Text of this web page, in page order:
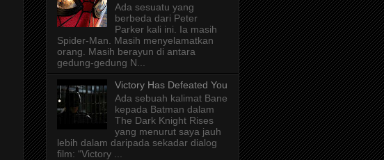
Ada sesuatu yang
berbeda dari Peter
Parker kali ini. Ia masih
Spider-Man. Masih menyelamatkan
orang. Masih berayun di antara
gedung-gedung N...
Victory Has Defeated You
Ada sebuah kalimat Bane
kepada Batman dalam
The Dark Knight Rises
yang menurut saya jauh
lebih dalam daripada sekadar dialog
film: “Victory ...